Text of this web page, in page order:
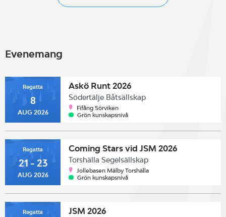
Evenemang
Regatta
8
AUG 2026
Askö Runt 2026
Södertälje Båtsällskap
Fifång Sörviken
Grön kunskapsnivå
Regatta
21 - 23
AUG 2026
Coming Stars vid JSM 2026
Torshälla Segelsällskap
Jollebasen Mälby Torshälla
Grön kunskapsnivå
Regatta JSM 2026